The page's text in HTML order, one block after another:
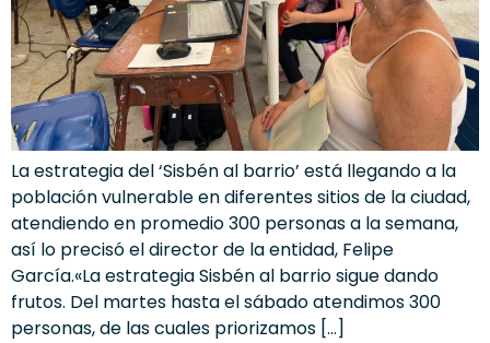
La estrategia del ‘Sisbén al barrio’ está llegando a la
población vulnerable en diferentes sitios de la ciudad,
atendiendo en promedio 300 personas a la semana,
así lo precisó el director de la entidad, Felipe
García.«La estrategia Sisbén al barrio sigue dando
frutos. Del martes hasta el sábado atendimos 300
personas, de las cuales priorizamos […]